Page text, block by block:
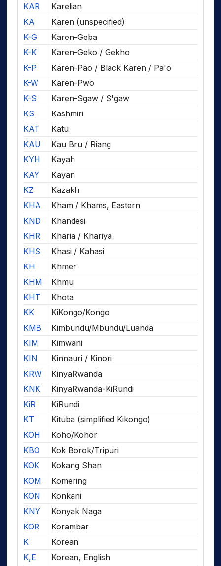
KAR
Karelian
KA
Karen (unspecified)
K-G
Karen-Geba
K-K
Karen-Geko / Gekho
K-P
Karen-Pao / Black Karen / Pa'o
K-W
Karen-Pwo
K-S
Karen-Sgaw / S'gaw
KS
Kashmiri
KAT
Katu
KAU
Kau Bru / Riang
KYH
Kayah
KAY
Kayan
KZ
Kazakh
KHA
Kham / Khams, Eastern
KND
Khandesi
KHR
Kharia / Khariya
KHS
Khasi / Kahasi
KH
Khmer
KHM
Khmu
KHT
Khota
KK
KiKongo/Kongo
KMB
Kimbundu/Mbundu/Luanda
KIM
Kimwani
KIN
Kinnauri / Kinori
KRW
KinyaRwanda
KNK
KinyaRwanda-KiRundi
KiR
KiRundi
KT
Kituba (simplified Kikongo)
KOH
Koho/Kohor
KBO
Kok Borok/Tripuri
KOK
Kokang Shan
KOM
Komering
KON
Konkani
KNY
Konyak Naga
KOR
Korambar
K
Korean
K,E
Korean, English